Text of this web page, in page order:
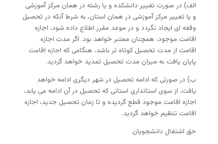
الف) در صورت تغییر دانشکده و یا رشته در همان مرکز آموزشی
و یا تغییر مرکز آموزشی در همان استان، به شرط آنکه در تحصیل
وقفه ای ایجاد نگردد و در موعد مقرر اطلاع داده شود، اجازه
اقامت موجود، همچنان معتبر خواهد بود. اگر مدت اجازه
اقامت از مدت تحصیل کوتاه تر باشد، هنگامی که اجازه اقامت
پایان یافت به میزان مدت تحصیل تمدید خواهد گردید.
ب) در صورتی که ادامه تحصیل در شهر دیگری ادامه خواهد
یافت، از سوی استانداری استانی که تحصیل در آن ادامه می یابد،
اجازه اقامت موجود قطع گردیده و تا زمان تحصیل جدید، اجازه
اقامت تنظیم خواهد گردید.
حق اشتغال دانشجویان